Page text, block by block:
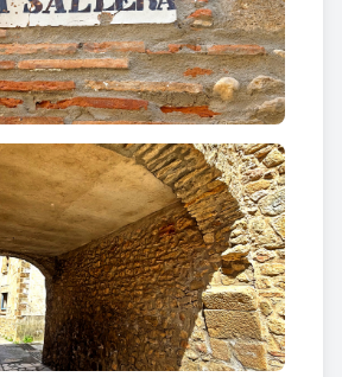
al voltant de petites
i eclesiàstiques. En aquell
prenia forma com acellera, és a
al voltant de l’església i del
per murs o tancaments
refugi i identitat a la
condició de cellera explica en
estructura compacta i tancada,
avui.
el nucli va créixer lentament
Aquest augment